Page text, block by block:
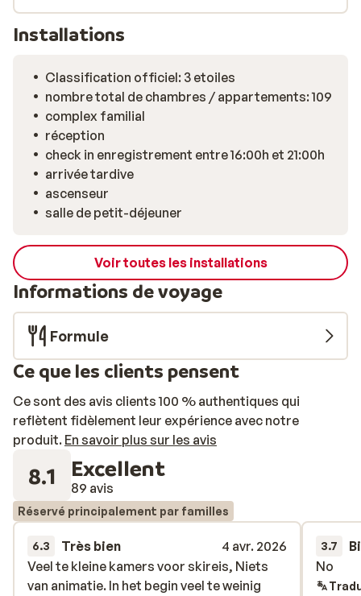
Installations
Classification officiel: 3 etoiles
nombre total de chambres / appartements: 109
complex familial
réception
check in enregistrement entre 16:00h et 21:00h
arrivée tardive
ascenseur
salle de petit-déjeuner
Voir toutes les installations
Informations de voyage
Formule
Ce que les clients pensent
Ce sont des avis clients 100 % authentiques qui
reflètent fidèlement leur expérience avec notre
produit. En savoir plus sur les avis
8.1 Excellent
89 avis
Réservé principalement par familles
6.3 Très bien
4 avr. 2026
Veel te kleine kamers voor skireis, Niets
van animatie. In het begin veel te weinig
Veel te kleine kamers voor skireis, Niets
van animatie. In het begin veel te weinig
3.7
No
No